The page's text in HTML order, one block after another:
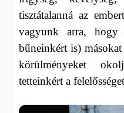
tisztátalanná az
vagyunk arra,
bűneinkért is)
körülményeket
tetteinkért a